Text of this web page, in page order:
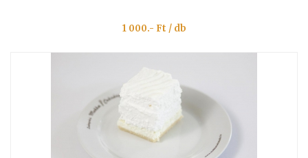
1 000.- Ft / db